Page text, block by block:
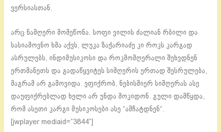
ვერსიასთან.
არც ნამღერი მომეწონა. სოფი ვილის ძალიან რბილი და
სასიამოვნო ხმა აქვს, ლუკა ზაქარიაძე კი როკს კარგად
ასრულებს, ინდიმუსიკოსი და როკმომღერალი შეხვდნენ
ერთმანეთს და გადაწყვიტეს სიმღერის ერთად შესრულება,
მაგრამ არ გამოვიდა. ვფიქრობ, ნებისმიერ სიმღერას ასე
დაუფიქრებლად ხელი არ უნდა მოკიდონ. გული დამწყდა,
რომ ასეთი კარგი მუსიკოსები ასე “ამჩატდნენ“.
[jwplayer mediaid=”3844”]